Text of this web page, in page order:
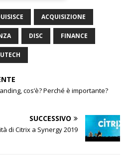
ACQUISIZIONE
DISC FINANCE
cos’è? Perché è importante?
SUCCESSIVO
di Citrix a Synergy 2019